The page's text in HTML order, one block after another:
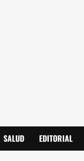
SALUD EDITORIAL